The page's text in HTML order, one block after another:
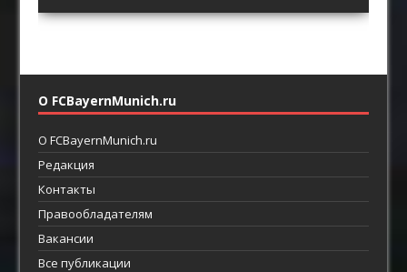
футбол
линиями
О FCBayernMunich.ru
О FCBayernMunich.ru
Редакция
Контакты
Правообладателям
Вакансии
Все публикации